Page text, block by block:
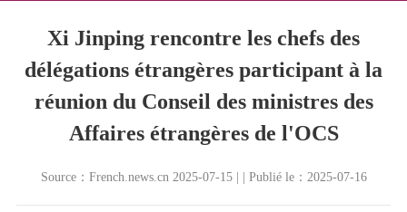
Xi Jinping rencontre les chefs des
délégations étrangères participant à la
réunion du Conseil des ministres des
Affaires étrangères de l'OCS
Source：French.news.cn 2025-07-15 | | Publié le：2025-07-16